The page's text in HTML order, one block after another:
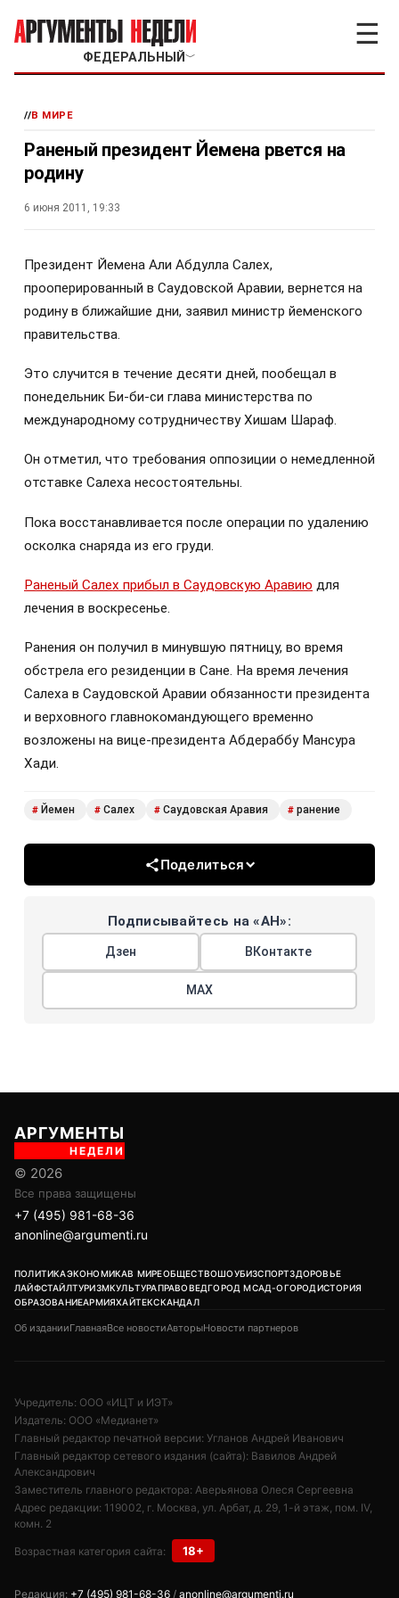
ФЕДЕРАЛЬНЫЙ ﹀
☰
//В МИРЕ
Раненый президент Йемена рвется на
родину
6 июня 2011, 19:33
Президент Йемена Али Абдулла Салех,
прооперированный в Саудовской Аравии, вернется на
родину в ближайшие дни, заявил министр йеменского
правительства.
Это случится в течение десяти дней, пообещал в
понедельник Би-би-си глава министерства по
международному сотрудничеству Хишам Шараф.
Он отметил, что требования оппозиции о немедленной
отставке Салеха несостоятельны.
Пока восстанавливается после операции по удалению
осколка снаряда из его груди.
Раненый Салех прибыл в Саудовскую Аравию для
лечения в воскресенье.
Ранения он получил в минувшую пятницу, во время
обстрела его резиденции в Сане. На время лечения
Салеха в Саудовской Аравии обязанности президента
и верховного главнокомандующего временно
возложены на вице-президента Абдераббу Мансура
Хади.
# Йемен # Салех # Саудовская Аравия # ранение
Поделиться
Подписывайтесь на «АН»:
Дзен ВКонтакте
МАХ
АРГУМЕНТЫ
НЕДЕЛИ
© 2026
Все права защищены
+7 (495) 981-68-36
anonline@argumenti.ru
ПОЛИТИКАЭКОНОМИКАВ МИРЕОБЩЕСТВОШОУБИЗСПОРТЗДОРОВЬЕ
ЛАЙФСТАЙЛТУРИЗМКУЛЬТУРАПРАВОВЕДГОРОД МСАД-ОГОРОДИСТОРИЯ
ОБРАЗОВАНИЕАРМИЯХАЙТЕКСКАНДАЛ
Об изданииГлавнаяВсе новостиАвторыНовости партнеров
Учредитель: ООО «ИЦТ и ИЭТ»
Издатель: ООО «Медианет»
Главный редактор печатной версии: Угланов Андрей Иванович
Главный редактор сетевого издания (сайта): Вавилов Андрей
Александрович
Заместитель главного редактора: Аверьянова Олеся Сергеевна
Адрес редакции: 119002, г. Москва, ул. Арбат, д. 29, 1-й этаж, пом. IV,
комн. 2
Возрастная категория сайта: 18+
Редакция: +7 (495) 981-68-36 / anonline@argumenti.ru